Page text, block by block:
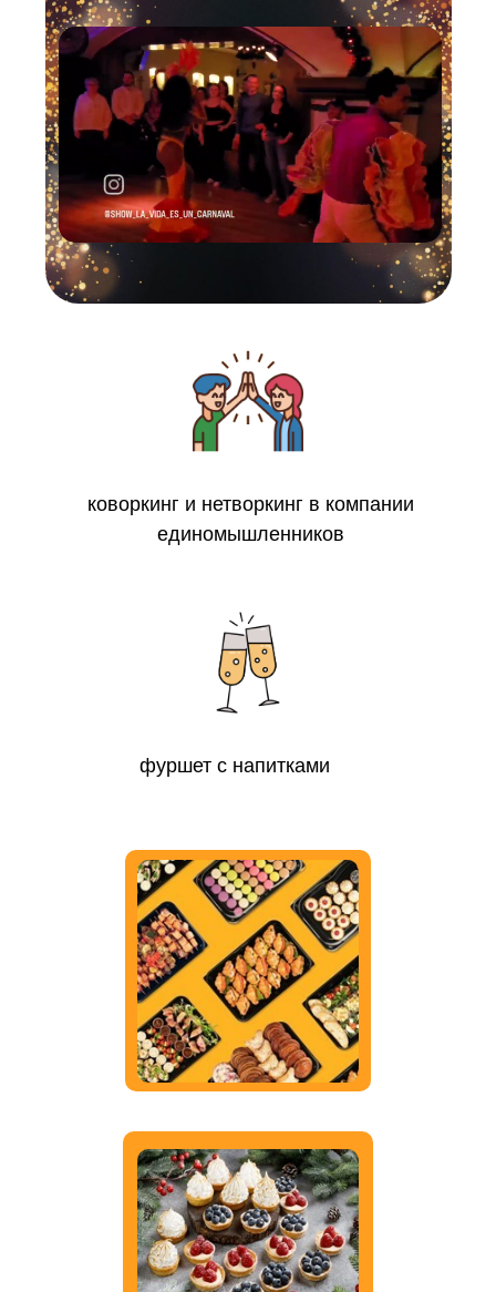
коворкинг и нетворкинг в компании
единомышленников
фуршет с напитками